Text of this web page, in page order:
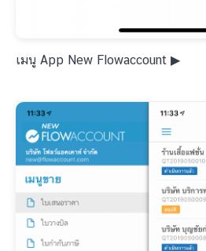
เมนู App New Flowaccount ▶